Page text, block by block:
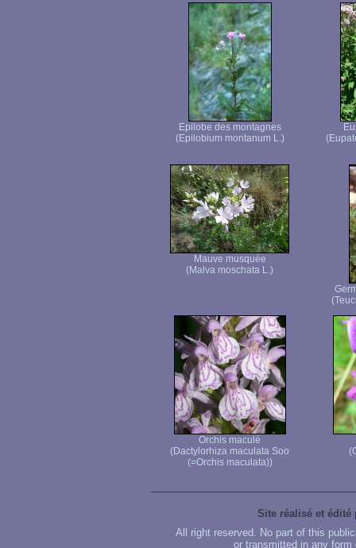
Epilobe des montagnes
(Epilobium montanum L.)
Mauve musquée
(Malva moschata L.)
Orchis maculé
(Dactylorhiza maculata Soo
(=Orchis maculata))
Site réalisé et édité
All right reserved. No part of this
or transmitted in any